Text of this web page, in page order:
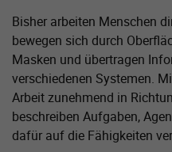
Bisher arbeiten Menschen
bewegen sich durch
Masken und übertragen
verschiedenen Systemen.
Arbeit zunehmend in
beschreiben Aufgaben,
dafür auf die Fähigkeiten